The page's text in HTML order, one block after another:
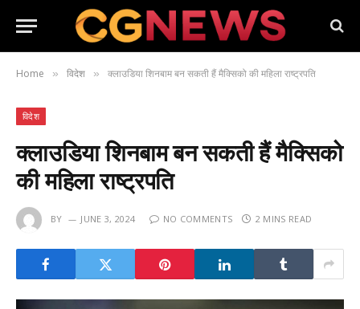
Home » विदेश » क्लाउडिया शिनबाम बन सकती हैं मैक्सिको की महिला राष्ट्रपति
विदेश
क्लाउडिया शिनबाम बन सकती हैं मैक्सिको
की महिला राष्ट्रपति
BY JUNE 3, 2024 NO COMMENTS 2 MINS READ